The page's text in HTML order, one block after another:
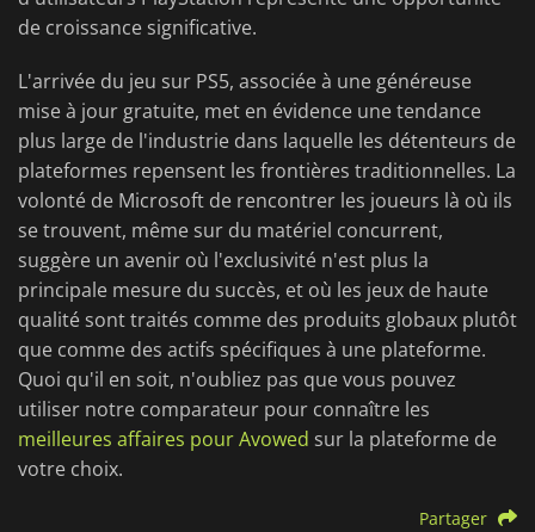
de croissance significative.
L'arrivée du jeu sur PS5, associée à une généreuse
mise à jour gratuite, met en évidence une tendance
plus large de l'industrie dans laquelle les détenteurs de
plateformes repensent les frontières traditionnelles. La
volonté de Microsoft de rencontrer les joueurs là où ils
se trouvent, même sur du matériel concurrent,
suggère un avenir où l'exclusivité n'est plus la
principale mesure du succès, et où les jeux de haute
qualité sont traités comme des produits globaux plutôt
que comme des actifs spécifiques à une plateforme.
Quoi qu'il en soit, n'oubliez pas que vous pouvez
utiliser notre comparateur pour connaître les
meilleures affaires pour Avowed sur la plateforme de
votre choix.
Partager